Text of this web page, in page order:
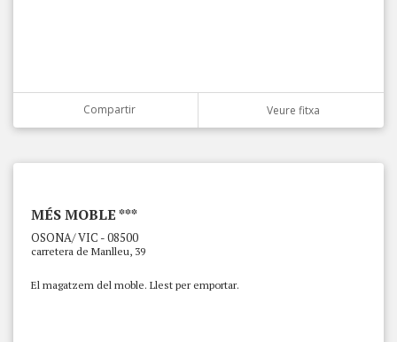
Compartir Veure fitxa
MÉS MOBLE ***
OSONA/ VIC - 08500
carretera de Manlleu, 39
El magatzem del moble. Llest per emportar.